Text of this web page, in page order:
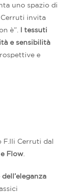
uno spazio di
invita
è”. I tessuti
e sensibilità
e
F.lli Cerruti dal
Flow